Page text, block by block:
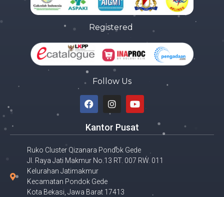
Registered
Follow Us
Kantor Pusat
Ruko Cluster Qizanara Pondok Gede
Jl. Raya Jati Makmur No.13 RT. 007 RW. 011
Kelurahan Jatimakmur
Kecamatan Pondok Gede
Kota Bekasi, Jawa Barat 17413